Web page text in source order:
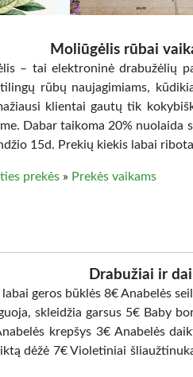
Moliūgėlis rūbai
– tai elektroninė drabužėlių
rūbų naujagimiams,
klientai gautų tik
Dabar taikoma 20% nuolaida
15d. Prekių kiekis labai
prekės» Prekės vaikams
Drabužiai ir
labai geros būklės 8€ Anabelės
skleidžia garsus 5€ Baby
krepšys 3€ Anabelės
dėžė 7€ Violetiniai